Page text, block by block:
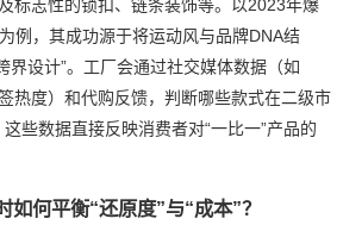
标志性的锁扣、链条装饰等。以2023年爆
例，其成功源于将运动风与品牌DNA结
界设计”。工厂会通过社交媒体数据（如
热度）和代购反馈，判断哪些款式在二级市
些数据直接反映消费者对“一比一”产品的
如何平衡“还原度”与“成本”？